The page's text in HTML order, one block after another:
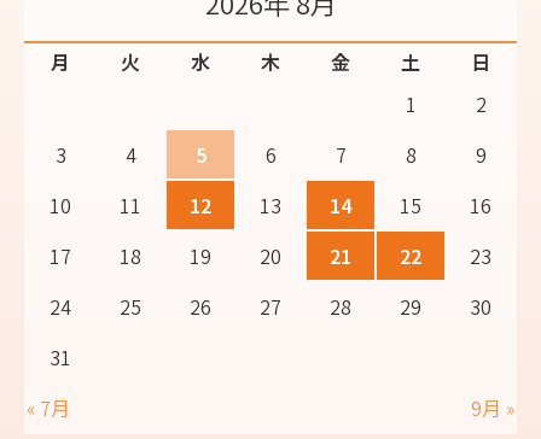
月 火 水 木 金 土
日
1
2
3
4 5 6 7 8
9
10
11 12 13 14 15
16
17
18 19 20 21 22
23
24
25 26 27 28 29
30
31
« 7月
9月 »